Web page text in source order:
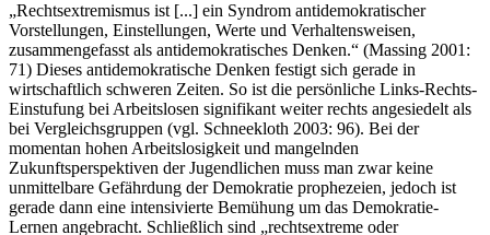
„Rechtsextremismus ist [...] ein Syndrom antidemokratischer
Vorstellungen, Einstellungen, Werte und Verhaltensweisen,
zusammengefasst als antidemokratisches Denken.“ (Massing 2001:
71) Dieses antidemokratische Denken festigt sich gerade in
wirtschaftlich schweren Zeiten. So ist die persönliche Links-Rechts-
Einstufung bei Arbeitslosen signifikant weiter rechts angesiedelt als
bei Vergleichsgruppen (vgl. Schneekloth 2003: 96). Bei der
momentan hohen Arbeitslosigkeit und mangelnden
Zukunftsperspektiven der Jugendlichen muss man zwar keine
unmittelbare Gefährdung der Demokratie prophezeien, jedoch ist
gerade dann eine intensivierte Bemühung um das Demokratie-
Lernen angebracht. Schließlich sind „rechtsextreme oder